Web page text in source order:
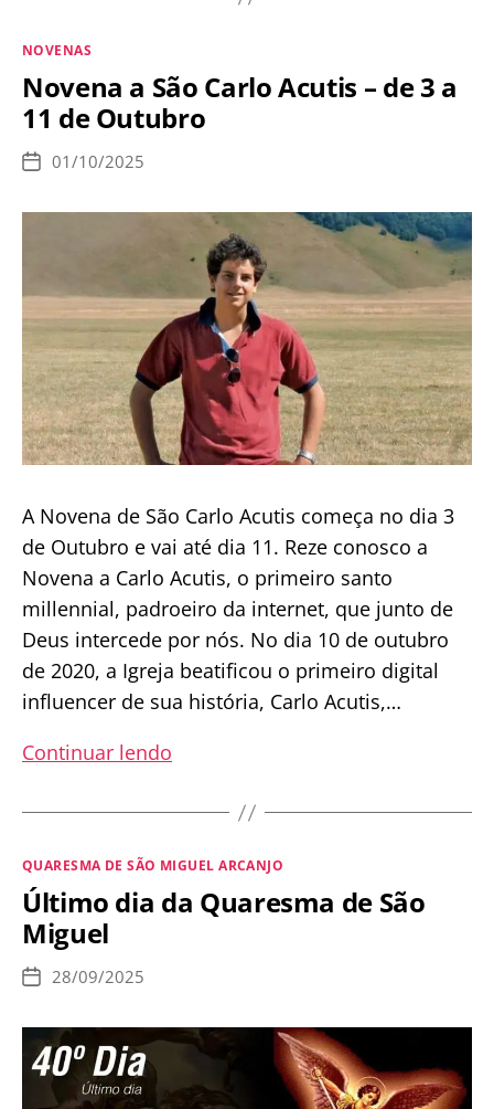
Categorias
NOVENAS
Novena a São Carlo Acutis – de 3 a
11 de Outubro
Data
publicação
01/10/2025
A Novena de São Carlo Acutis começa no dia 3
de Outubro e vai até dia 11. Reze conosco a
Novena a Carlo Acutis, o primeiro santo
millennial, padroeiro da internet, que junto de
Deus intercede por nós. No dia 10 de outubro
de 2020, a Igreja beatificou o primeiro digital
influencer de sua história, Carlo Acutis,…
Continuar lendo
São
Acutis
–
11
Outubro
Categorias
QUARESMA DE SÃO MIGUEL ARCANJO
Último dia da Quaresma de São
Miguel
Data
publicação
28/09/2025